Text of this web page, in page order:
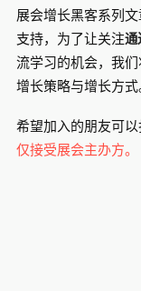
展会增长黑客系列
支持，为了让关注通
流学习的机会，我
增长策略与增长方式
希望加入的朋友可以
仅接受展会主办方。